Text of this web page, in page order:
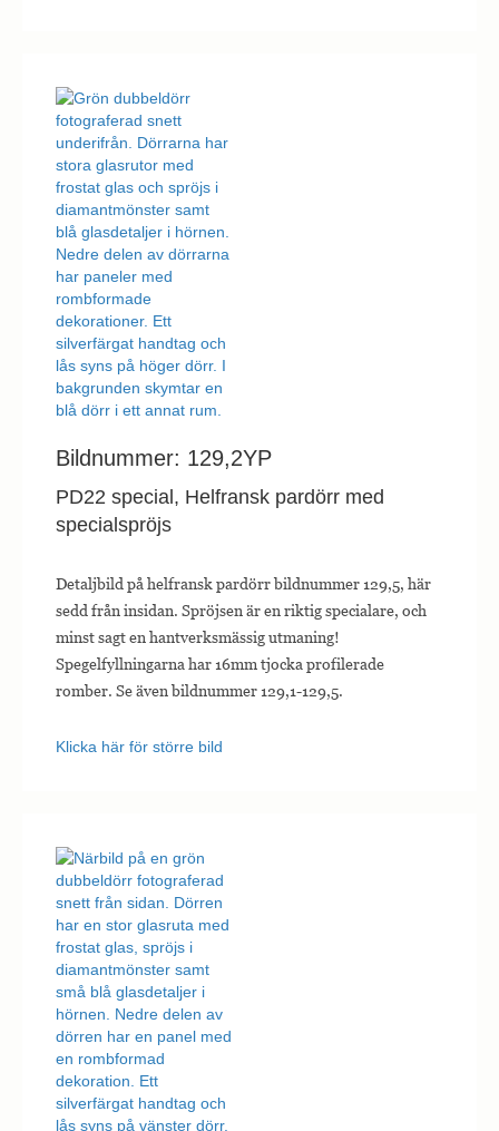
Bildnummer: 129,2YP
PD22 special, Helfransk pardörr med
specialspröjs
Detaljbild på helfransk pardörr bildnummer 129,5, här
sedd från insidan. Spröjsen är en riktig specialare, och
minst sagt en hantverksmässig utmaning!
Spegelfyllningarna har 16mm tjocka profilerade
romber. Se även bildnummer 129,1-129,5.
Klicka här för större bild